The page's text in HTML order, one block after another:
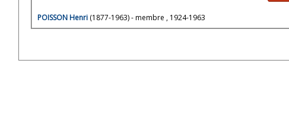
POISSON Henri (1877-1963) - membre , 1924-1963